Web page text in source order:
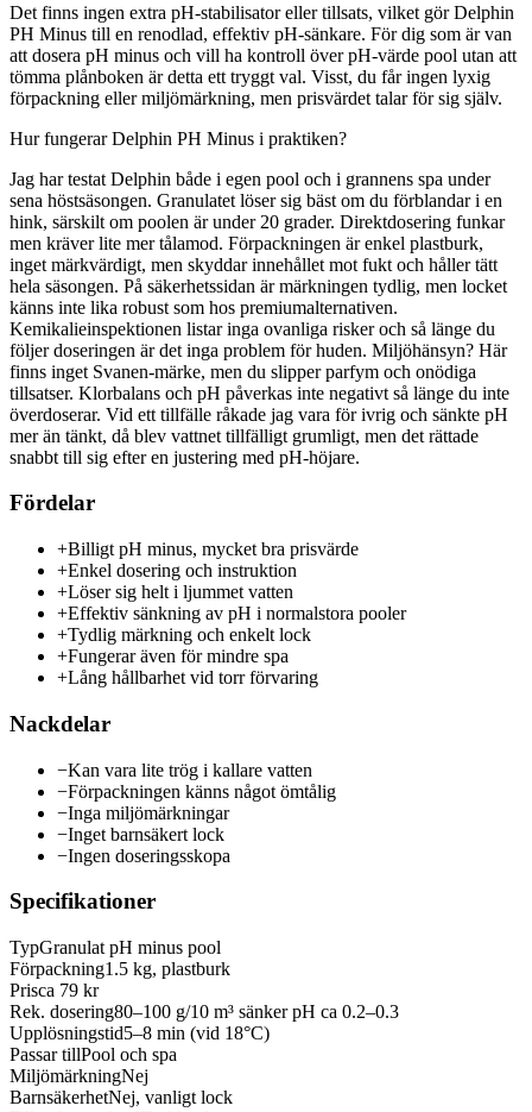
Det finns ingen extra pH-stabilisator eller tillsats, vilket gör Delphin
PH Minus till en renodlad, effektiv pH-sänkare. För dig som är van
att dosera pH minus och vill ha kontroll över pH-värde pool utan att
tömma plånboken är detta ett tryggt val. Visst, du får ingen lyxig
förpackning eller miljömärkning, men prisvärdet talar för sig själv.
Hur fungerar Delphin PH Minus i praktiken?
Jag har testat Delphin både i egen pool och i grannens spa under
sena höstsäsongen. Granulatet löser sig bäst om du förblandar i en
hink, särskilt om poolen är under 20 grader. Direktdosering funkar
men kräver lite mer tålamod. Förpackningen är enkel plastburk,
inget märkvärdigt, men skyddar innehållet mot fukt och håller tätt
hela säsongen. På säkerhetssidan är märkningen tydlig, men locket
känns inte lika robust som hos premiumalternativen.
Kemikalieinspektionen listar inga ovanliga risker och så länge du
följer doseringen är det inga problem för huden. Miljöhänsyn? Här
finns inget Svanen-märke, men du slipper parfym och onödiga
tillsatser. Klorbalans och pH påverkas inte negativt så länge du inte
överdoserar. Vid ett tillfälle råkade jag vara för ivrig och sänkte pH
mer än tänkt, då blev vattnet tillfälligt grumligt, men det rättade
snabbt till sig efter en justering med pH-höjare.
Fördelar
+Billigt pH minus, mycket bra prisvärde
+Enkel dosering och instruktion
+Löser sig helt i ljummet vatten
+Effektiv sänkning av pH i normalstora pooler
+Tydlig märkning och enkelt lock
+Fungerar även för mindre spa
+Lång hållbarhet vid torr förvaring
Nackdelar
−Kan vara lite trög i kallare vatten
−Förpackningen känns något ömtålig
−Inga miljömärkningar
−Inget barnsäkert lock
−Ingen doseringsskopa
Specifikationer
TypGranulat pH minus pool
Förpackning1.5 kg, plastburk
Prisca 79 kr
Rek. dosering80–100 g/10 m³ sänker pH ca 0.2–0.3
Upplösningstid5–8 min (vid 18°C)
Passar tillPool och spa
MiljömärkningNej
BarnsäkerhetNej, vanligt lock